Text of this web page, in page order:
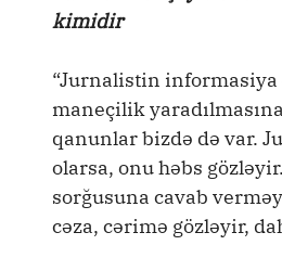
kimidir
“Jurnalistin informasiya
maneçilik
qanunlar bizdə də var.
olarsa, onu həbs
sorğusuna cavab
cəza, cərimə gözləyir,